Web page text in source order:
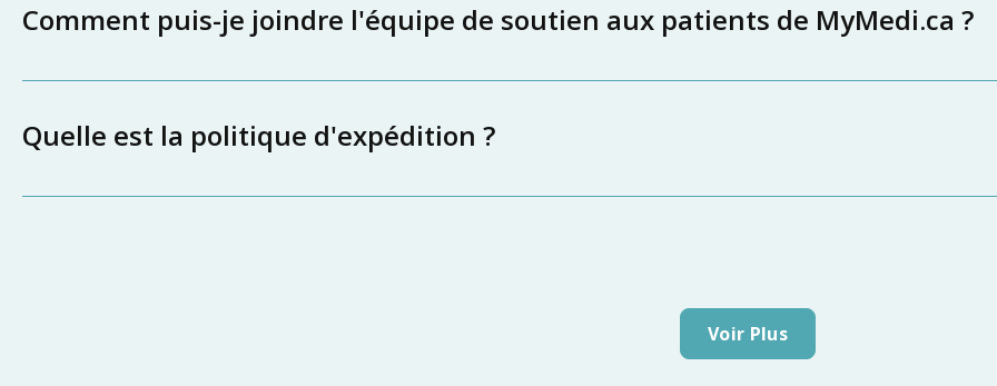
Comment puis-je joindre l'équipe de soutien aux patients de MyMedi.ca ?
Quelle est la politique d'expédition ?
Voir Plus